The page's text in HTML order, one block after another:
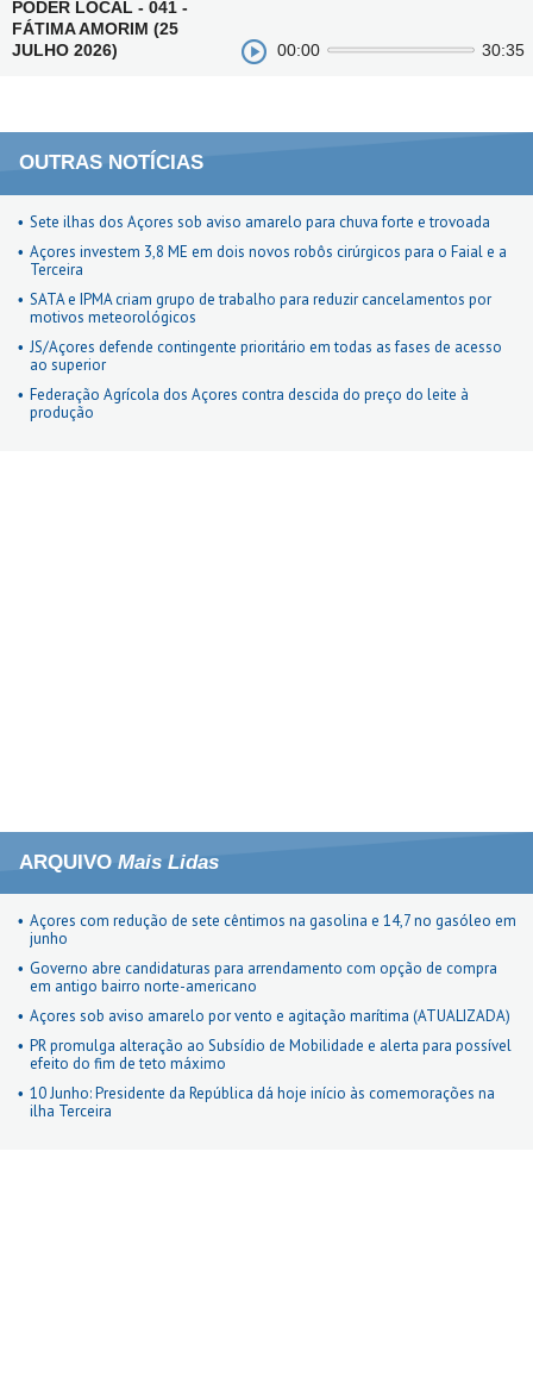
PODER LOCAL - 041 -
FÁTIMA AMORIM (25
JULHO 2026)
00:00 30:35
OUTRAS NOTÍCIAS
Sete ilhas dos Açores sob aviso amarelo para chuva forte e trovoada
Açores investem 3,8 ME em dois novos robôs cirúrgicos para o Faial e a
Terceira
SATA e IPMA criam grupo de trabalho para reduzir cancelamentos por
motivos meteorológicos
JS/Açores defende contingente prioritário em todas as fases de acesso
ao superior
Federação Agrícola dos Açores contra descida do preço do leite à
produção
ARQUIVO Mais Lidas
Açores com redução de sete cêntimos na gasolina e 14,7 no gasóleo em
junho
Governo abre candidaturas para arrendamento com opção de compra
em antigo bairro norte-americano
Açores sob aviso amarelo por vento e agitação marítima (ATUALIZADA)
PR promulga alteração ao Subsídio de Mobilidade e alerta para possível
efeito do fim de teto máximo
10 Junho: Presidente da República dá hoje início às comemorações na
ilha Terceira